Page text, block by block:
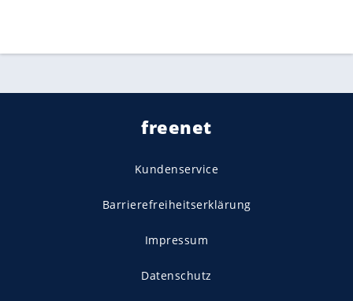
freenet
Kundenservice
Barrierefreiheitserklärung
Impressum
Datenschutz